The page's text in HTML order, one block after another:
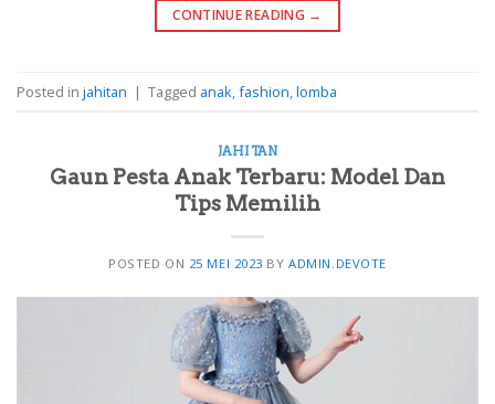
CONTINUE READING →
Posted in jahitan | Tagged anak fashion lomba
JAHITAN
Gaun Pesta Anak Terbaru: Model Dan
Tips Memilih
POSTED ON 25 MEI 2023 BYADMIN.DEVOTE